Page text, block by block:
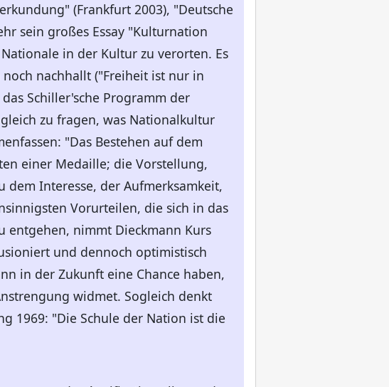
(Frankfurt 2003), "Deutsche
sein großes Essay "Kulturnation
in der Kultur zu verorten. Es
nachhallt ("Freiheit ist nur in
Schiller'sche Programm der
zu fragen, was Nationalkultur
"Das Bestehen auf dem
einer Medaille; die Vorstellung,
dem Interesse, der Aufmerksamkeit,
Vorurteilen, die sich in das
entgehen, nimmt Dieckmann Kurs
und dennoch optimistisch
in der Zukunft eine Chance haben,
widmet. Sogleich denkt
1969: "Die Schule der Nation ist die